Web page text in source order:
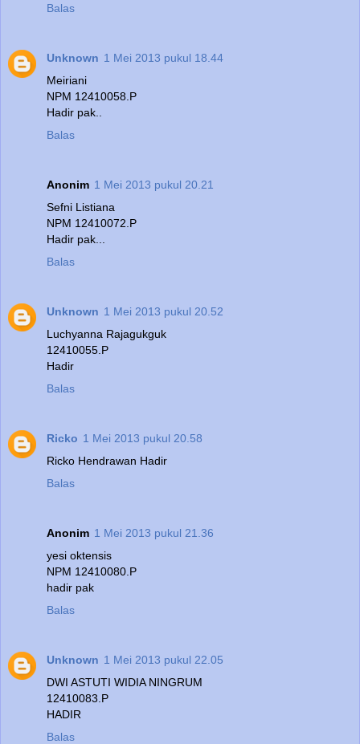
Balas
Unknown 1 Mei 2013 pukul 18.44
Meiriani
NPM 12410058.P
Hadir pak..
Balas
Anonim 1 Mei 2013 pukul 20.21
Sefni Listiana
NPM 12410072.P
Hadir pak...
Balas
Unknown 1 Mei 2013 pukul 20.52
Luchyanna Rajagukguk
12410055.P
Hadir
Balas
Ricko 1 Mei 2013 pukul 20.58
Ricko Hendrawan Hadir
Balas
Anonim 1 Mei 2013 pukul 21.36
yesi oktensis
NPM 12410080.P
hadir pak
Balas
Unknown 1 Mei 2013 pukul 22.05
DWI ASTUTI WIDIA NINGRUM
12410083.P
HADIR
Balas